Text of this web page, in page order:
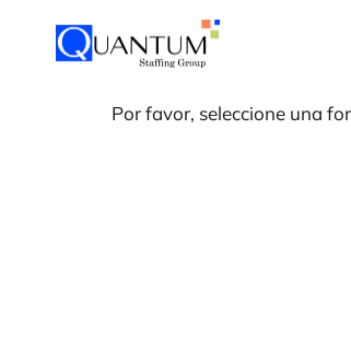
Por favor, seleccione una